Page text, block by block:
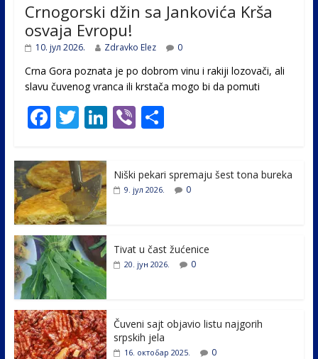
Crnogorski džin sa Jankovića Krša
osvaja Evropu!
10. јул 2026. Zdravko Elez 0
Crna Gora poznata je po dobrom vinu i rakiji lozovači, ali
slavu čuvenog vranca ili krstača mogo bi da pomuti
F
e
b
o
o
k
T
itt
er
Li
e
Vi
er
S
e
Niški pekari spremaju šest tona bureka
9. јул 2026. 0
Tivat u čast žućenice
20. јун 2026. 0
Čuveni sajt objavio listu najgorih
srpskih jela
16. октобар 2025. 0